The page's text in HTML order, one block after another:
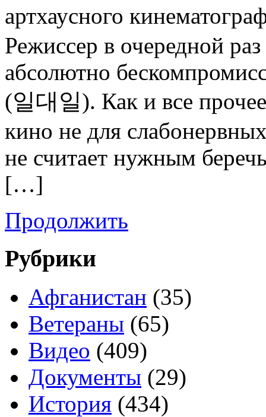
артхаусного
Режиссер в очередной
абсолютно
(일대일). Как и все
кино не для
не считает нужным
[…]
Продолжить
Рубрики
Афганистан (35)
Ветераны (65)
Видео (409)
Документы (29)
История (434)